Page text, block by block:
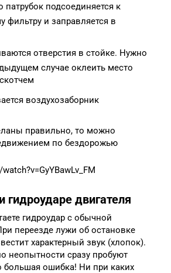
патрубок подсоединяется к
фильтру и заправляется в
отверстия в стойке. Нужно
случае оклеить место
воздухозаборник
правильно, то можно
по бездорожью
гидроударе двигателя
гидроудар с обычной
переезде лужи об остановке
характерный звук (хлопок).
неопытности сразу пробуют
большая ошибка! Ни при каких